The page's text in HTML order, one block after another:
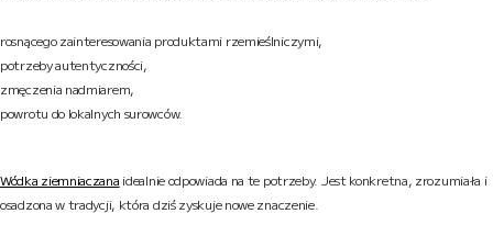
rosnącego zainteresowania produktami rzemieślniczymi,
potrzeby autentyczności,
zmęczenia nadmiarem,
powrotu do lokalnych surowców.
Wódka ziemniaczana idealnie odpowiada na te potrzeby. Jest konkretna, zrozumiała i
osadzona w tradycji, która dziś zyskuje nowe znaczenie.